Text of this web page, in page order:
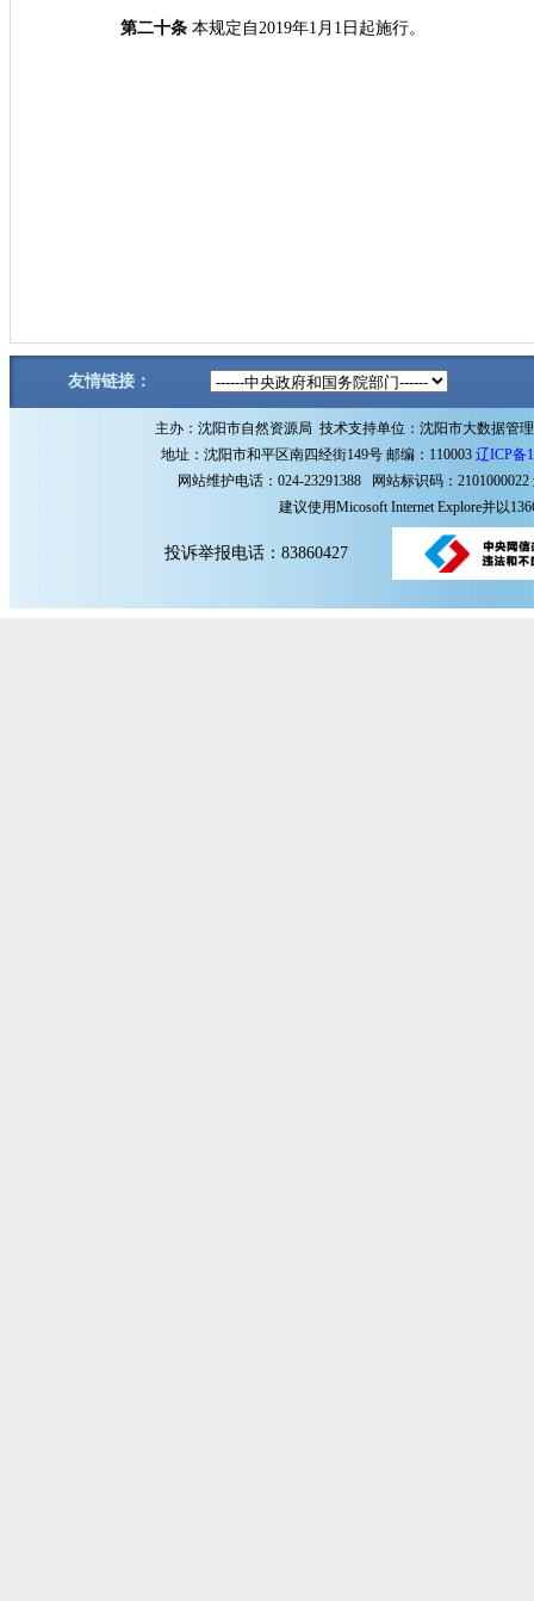
第二十条 本规定自2019年1月1日起施行。
友情链接：
主办：沈阳市自然资源局 技术支持单位：沈阳市大数据管
地址：沈阳市和平区南四经街149号 邮编：110003 辽ICP备
网站维护电话：024-23291388 网站标识码：2101000022
建议使用Micosoft Internet Explore并以
投诉举报电话：83860427